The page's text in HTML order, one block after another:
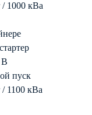
1000 кВа
В
пуск
1100 кВа